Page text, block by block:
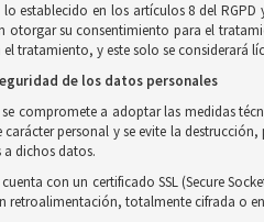
lo establecido en los artículos 8 del
otorgar su consentimiento para el
tratamiento, y este solo se considerará
de los datos personales
se compromete a adoptar las medidas
carácter personal y se evite la
dichos datos.
con un certificado SSL (Secure
retroalimentación, totalmente cifrada o